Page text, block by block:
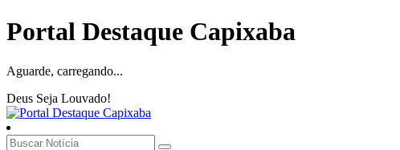
Portal Destaque Capixaba
Aguarde, carregando...
Deus Seja Louvado!